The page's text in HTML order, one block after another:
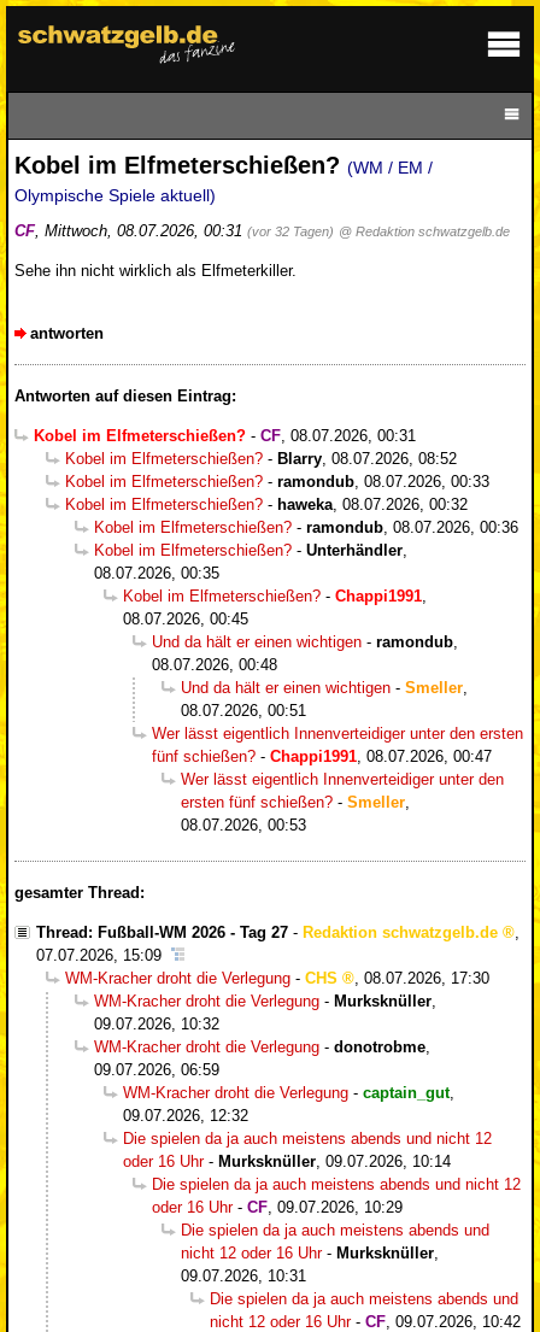
Kobel im Elfmeterschießen? (WM / EM /
Olympische Spiele aktuell)
CF, Mittwoch, 08.07.2026, 00:31 (vor 32 Tagen) @ Redaktion schwatzgelb.de
Sehe ihn nicht wirklich als Elfmeterkiller.
antworten
Antworten auf diesen Eintrag:
Kobel im Elfmeterschießen? - CF, 08.07.2026, 00:31
Kobel im Elfmeterschießen? - Blarry, 08.07.2026, 08:52
Kobel im Elfmeterschießen? - ramondub, 08.07.2026, 00:33
Kobel im Elfmeterschießen? - haweka, 08.07.2026, 00:32
Kobel im Elfmeterschießen? - ramondub, 08.07.2026, 00:36
Kobel im Elfmeterschießen? - Unterhändler,
08.07.2026, 00:35
Kobel im Elfmeterschießen? - Chappi1991,
08.07.2026, 00:45
Und da hält er einen wichtigen - ramondub,
08.07.2026, 00:48
Und da hält er einen wichtigen - Smeller,
08.07.2026, 00:51
Wer lässt eigentlich Innenverteidiger unter den ersten
fünf schießen? - Chappi1991, 08.07.2026, 00:47
Wer lässt eigentlich Innenverteidiger unter den
ersten fünf schießen? - Smeller,
08.07.2026, 00:53
gesamter Thread:
Thread: Fußball-WM 2026 - Tag 27 - Redaktion schwatzgelb.de
07.07.2026, 15:09
WM-Kracher droht die Verlegung - CHS
08.07.2026, 17:30
WM-Kracher droht die Verlegung - Murksknüller
09.07.2026, 10:32
WM-Kracher droht die Verlegung - donotrobme
09.07.2026, 06:59
WM-Kracher droht die Verlegung - captain_gut,
09.07.2026, 12:32
Die spielen da ja auch meistens abends und nicht 12
oder 16 Uhr- Murksknüller 09.07.2026, 10:14
Die spielen da ja auch meistens abends und nicht 12
oder 16 Uhr- CF 09.07.2026, 10:29
Die spielen da ja auch meistens abends und
nicht 12 oder 16 Uhr- Murksknüller
09.07.2026, 10:31
Die spielen da ja auch meistens abends und
nicht 12 oder 16 Uhr- CF 09.07.2026, 10:42